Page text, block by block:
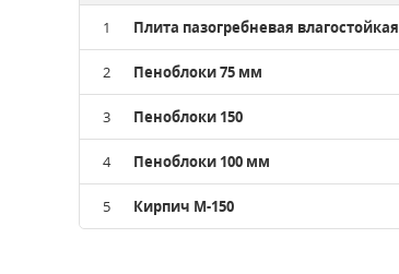
1 Плита пазогребневая влагостойкая
2 Пеноблоки 75 мм
3 Пеноблоки 150
4 Пеноблоки 100 мм
5 Кирпич М-150